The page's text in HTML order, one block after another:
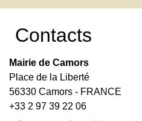
Contacts
Mairie de Camors
Place de la Liberté
56330 Camors - FRANCE
+33 2 97 39 22 06